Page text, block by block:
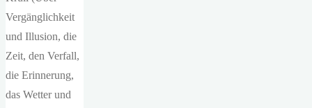
Geschichte
(lange
Version)"